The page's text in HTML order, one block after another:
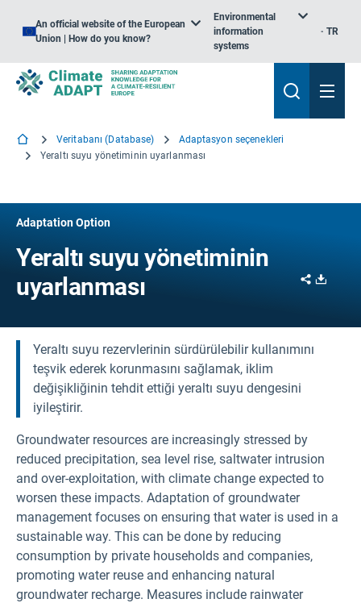
An official website of the European
Union | How do you know?
Environmental
information
systems
TR
Veritabanı (Database)
Adaptasyon seçenekleri
Yeraltı suyu yönetiminin uyarlanması
Adaptation Option
Yeraltı suyu yönetiminin
uyarlanması
Share
Yeraltı suyu rezervlerinin sürdürülebilir kullanımını
teşvik ederek korunmasını sağlamak, iklim
değişikliğinin tehdit ettiği yeraltı suyu dengesini
iyileştirir.
Groundwater resources are increasingly stressed by
reduced precipitation, sea level rise, saltwater intrusion
and over-exploitation, with climate change expected to
worsen these impacts. Adaptation of groundwater
management focuses on ensuring that water is used in a
sustainable way. This can be done by reducing
consumption by private households and companies,
promoting water reuse and enhancing natural
groundwater recharge. Measures include rainwater